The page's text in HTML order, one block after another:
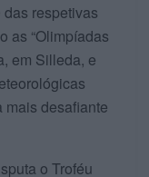
respetivas
as “Olimpíadas
em Silleda, e
mais desafiante
o Troféu